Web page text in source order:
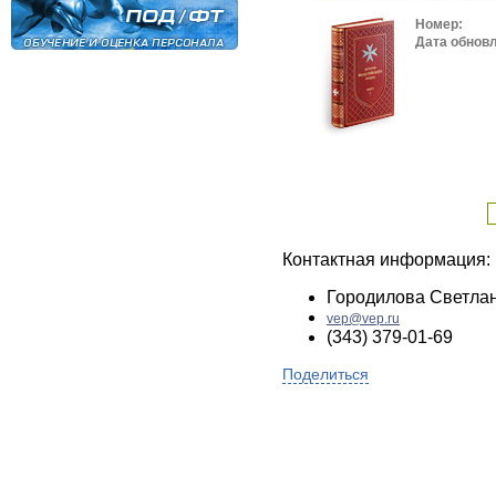
Номер:
Дата
Контактная информация:
Городилова
vep@vep.ru
(343) 379-01-69
Поделиться